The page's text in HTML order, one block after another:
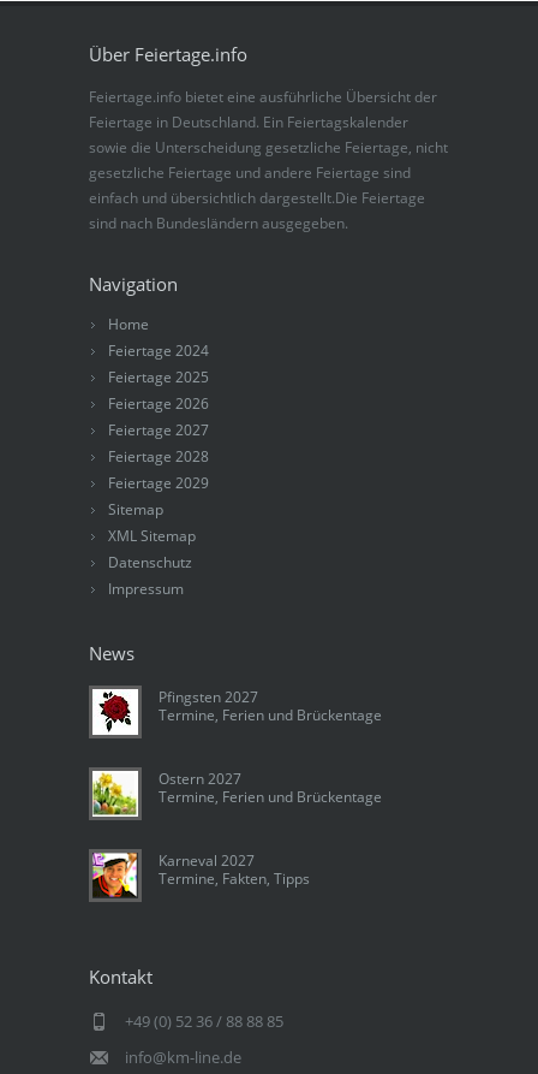
Über Feiertage.info
Feiertage.info bietet eine ausführliche Übersicht der
Feiertage in Deutschland. Ein Feiertagskalender
sowie die Unterscheidung gesetzliche Feiertage, nicht
gesetzliche Feiertage und andere Feiertage sind
einfach und übersichtlich dargestellt.Die Feiertage
sind nach Bundesländern ausgegeben.
Navigation
Home
Feiertage 2024
Feiertage 2025
Feiertage 2026
Feiertage 2027
Feiertage 2028
Feiertage 2029
Sitemap
XML Sitemap
Datenschutz
Impressum
News
Pfingsten 2027
Termine, Ferien und Brückentage
Ostern 2027
Termine, Ferien und Brückentage
Karneval 2027
Termine, Fakten, Tipps
Kontakt
+49 (0) 52 36 / 88 88 85
info@km-line.de